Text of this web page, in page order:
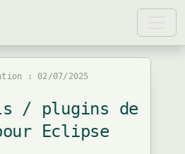
: 02/07/2025
/ plugins de
Eclipse